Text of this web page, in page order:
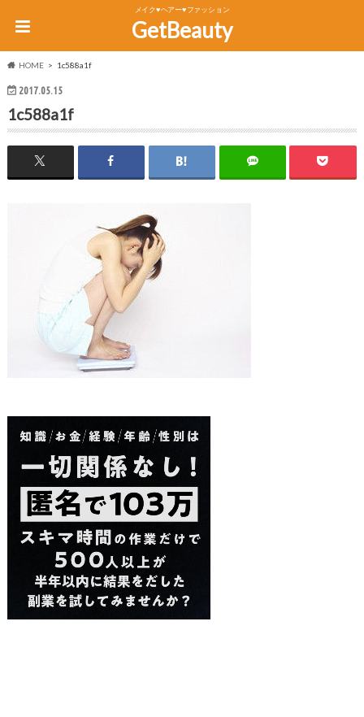
メイク♥ヘアー♥ファッション
GetBeauty
HOME 1c588a1f
2017.05.15
1c588a1f